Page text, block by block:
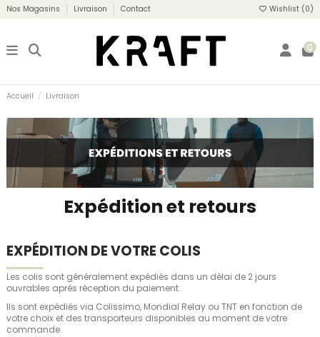
Nos Magasins Livraison Contact Wishlist (0)
0
Accueil Livraison
Expédition et retours
EXPÉDITION DE VOTRE COLIS
Les colis sont généralement expédiés dans un délai de 2 jours
ouvrables après réception du paiement.
Ils sont expédiés via Colissimo, Mondial Relay ou TNT en fonction de
votre choix et des transporteurs disponibles au moment de votre
commande.